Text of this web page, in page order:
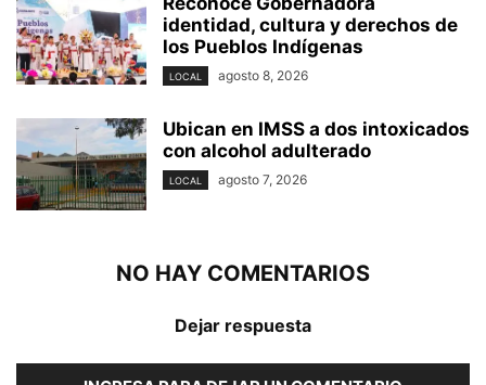
identidad, cultura y derechos de
los Pueblos Indígenas
LOCAL agosto 8, 2026
Ubican en IMSS a dos intoxicados
con alcohol adulterado
LOCAL agosto 7, 2026
NO HAY COMENTARIOS
Dejar respuesta